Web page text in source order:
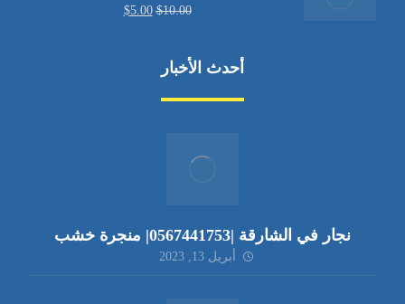
$10.00
$5.00
أحدث الأخبار
نجار في الشارقة |0567441753| منجرة خشب
أبريل 13, 2023